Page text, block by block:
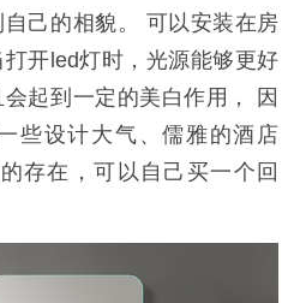
己的相貌。 可以安装在房
开led灯时，光源能够更好
起到一定的美白作用， 因
些设计大气、儒雅的酒店
存在，可以自己买一个回